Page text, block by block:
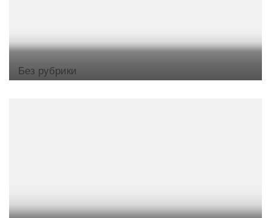
Без рубрики